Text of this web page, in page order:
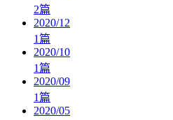
2篇
2020/12
1篇
2020/10
1篇
2020/09
1篇
2020/05